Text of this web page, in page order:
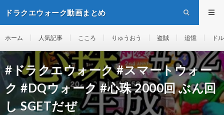
ドラクエウォーク動画まとめ
ホーム 人気記事 こころ りゅうおう 盗賊 追憶 ド
#ドラクエウォーク #スマートウォー
ク #DQウォーク #心珠 2000回 ぶん回
し SGETだぜ